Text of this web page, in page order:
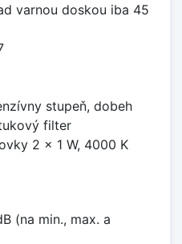
varnou doskou iba 45
stupeň, dobeh
filter
2 × 1 W, 4000 K
(na min., max. a